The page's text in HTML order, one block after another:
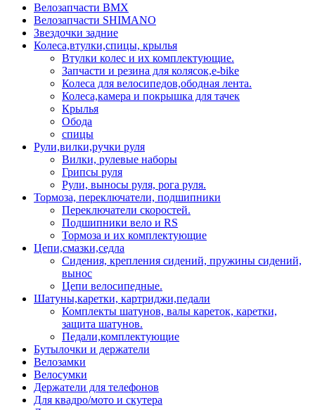
Велозапчасти BMX
Велозапчасти SHIMANO
Звездочки задние
Колеса,втулки,спицы, крылья
Втулки колес и их комплектующие.
Запчасти и резина для колясок,e-bike
Колеса для велосипедов,ободная лента.
Колеса,камера и покрышка для тачек
Крылья
Обода
спицы
Рули,вилки,ручки руля
Вилки, рулевые наборы
Грипсы руля
Рули, выносы руля, рога руля.
Тормоза, переключатели, подшипники
Переключатели скоростей.
Подшипники вело и RS
Тормоза и их комплектующие
Цепи,смазки,седла
Сидения, крепления сидений, пружины сидений,
вынос
Цепи велосипедные.
Шатуны,каретки, картриджи,педали
Комплекты шатунов, валы кареток, каретки,
защита шатунов.
Педали,комплектующие
Бутылочки и держатели
Велозамки
Велосумки
Держатели для телефонов
Для квадро/мото и скутера